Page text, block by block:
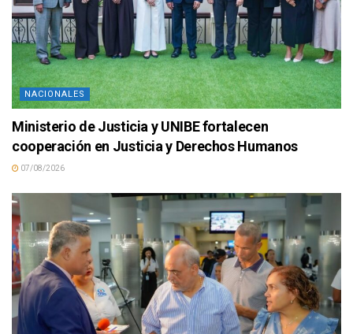
NACIONALES
Ministerio de Justicia y UNIBE fortalecen
cooperación en Justicia y Derechos Humanos
07/08/2026